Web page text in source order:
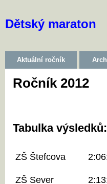
Dětský maraton
Aktuální ročník
Ročník 2012
Tabulka výsledků:
ZŠ Štefcova
ZŠ Sever